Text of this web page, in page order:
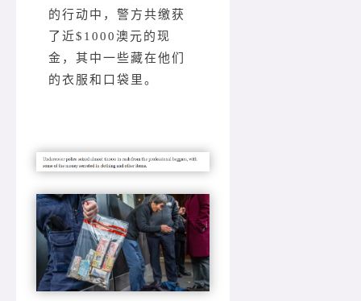
的行动中，警方共缴获
了近$1000澳元的现
金，其中一些藏在他们
的衣服和口袋里。